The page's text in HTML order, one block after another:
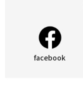
facebook